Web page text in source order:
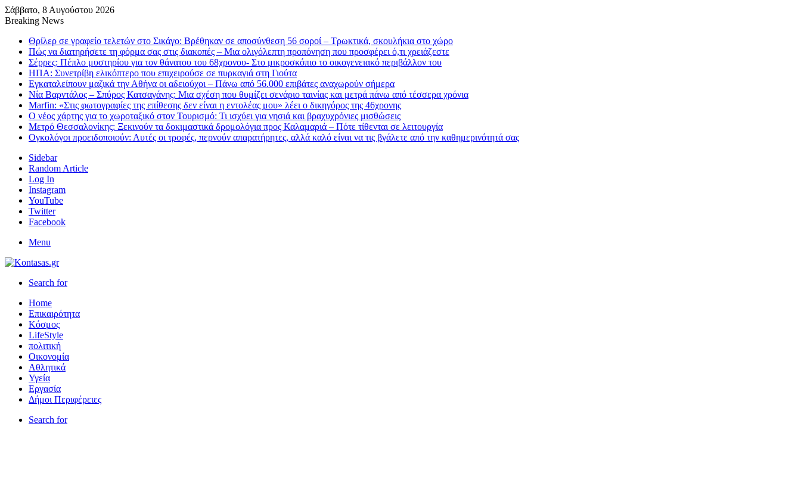
Σάββατο, 8 Αυγούστου 2026
Breaking News
Θρίλερ σε γραφείο τελετών στο Σικάγο: Βρέθηκαν σε αποσύνθεση 56 σοροί – Τρωκτικά, σκουλήκια στο χώρο
Πώς να διατηρήσετε τη φόρμα σας στις διακοπές – Μια ολιγόλεπτη προπόνηση που προσφέρει ό,τι χρειάζεστε
Σέρρες: Πέπλο μυστηρίου για τον θάνατου του 68χρονου- Στο μικροσκόπιο το οικογενειακό περιβάλλον του
ΗΠΑ: Συνετρίβη ελικόπτερο που επιχειρούσε σε πυρκαγιά στη Γιούτα
Εγκαταλείπουν μαζικά την Αθήνα οι αδειούχοι – Πάνω από 56.000 επιβάτες αναχωρούν σήμερα
Νία Βαρντάλος – Σπύρος Κατσαγάνης: Μια σχέση που θυμίζει σενάριο ταινίας και μετρά πάνω από τέσσερα χρόνια
Marfin: «Στις φωτογραφίες της επίθεσης δεν είναι η εντολέας μου» λέει ο δικηγόρος της 46χρονης
Ο νέος χάρτης για το χωροταξικό στον Τουρισμό: Τι ισχύει για νησιά και βραχυχρόνιες μισθώσεις
Μετρό Θεσσαλονίκης: Ξεκινούν τα δοκιμαστικά δρομολόγια προς Καλαμαριά – Πότε τίθενται σε λειτουργία
Ογκολόγοι προειδοποιούν: Αυτές οι τροφές, περνούν απαρατήρητες, αλλά καλό είναι να τις βγάλετε από την καθημερινότητά σας
Sidebar
Random Article
Log In
Instagram
YouTube
Twitter
Facebook
Menu
Search for
Home
Επικαιρότητα
Κόσμος
LifeStyle
πολιτική
Οικονομία
Αθλητικά
Υγεία
Εργασία
Δήμοι Περιφέρειες
Search for